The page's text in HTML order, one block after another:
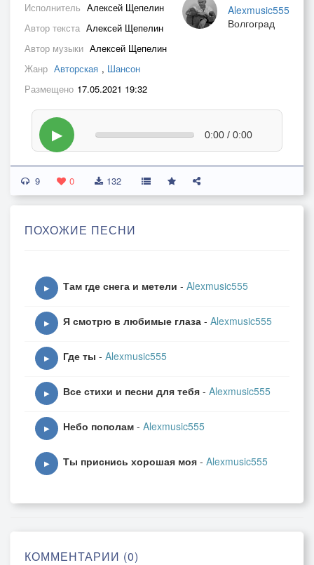
Alexmusic555
Волгоград
Исполнитель Алексей Щепелин
Автор текста Алексей Щепелин
Автор музыки Алексей Щепелин
Жанр Авторская , Шансон
Размещено 17.05.2021 19:32
▶ 0:00 / 0:00
9 0 132
ПОХОЖИЕ ПЕСНИ
▶ Там где снега и метели - Alexmusic555
▶ Я смотрю в любимые глаза - Alexmusic555
▶ Где ты - Alexmusic555
▶ Все стихи и песни для тебя - Alexmusic555
▶ Небо пополам - Alexmusic555
▶ Ты приснись хорошая моя - Alexmusic555
КОММЕНТАРИИ (0)